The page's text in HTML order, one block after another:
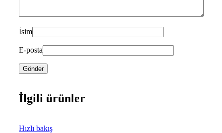
İsim
E-posta
İlgili ürünler
Hızlı bakış